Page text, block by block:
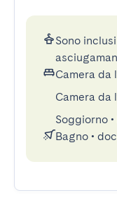
Sono
Camera da
Camera da
Soggiorno •
Bagno •